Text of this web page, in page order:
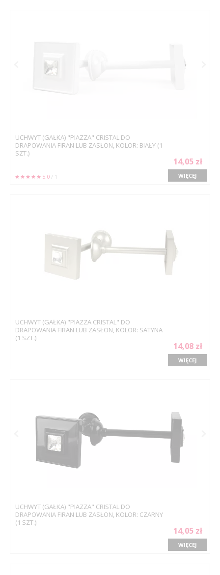
UCHWYT (GAŁKA) "PIAZZA" CRISTAL DO
DRAPOWANIA FIRAN LUB ZASŁON, KOLOR: BIAŁY (1
SZT.)
5.0 / 1
14,05 zł
WIĘCEJ
UCHWYT (GAŁKA) "PIAZZA CRISTAL" DO
DRAPOWANIA FIRAN LUB ZASŁON, KOLOR: SATYNA
(1 SZT.)
14,08 zł
WIĘCEJ
UCHWYT (GAŁKA) "PIAZZA" CRISTAL DO
DRAPOWANIA FIRAN LUB ZASŁON, KOLOR: CZARNY
(1 SZT.)
14,05 zł
WIĘCEJ